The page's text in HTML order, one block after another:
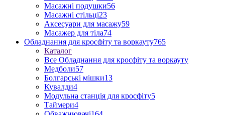
Масажні подушки56
Масажні стільці23
Аксесуари для масажу59
Масажер для тіла74
Обладнання для кросфіту та воркауту765
Каталог
Все Обладнання для кросфіту та воркауту
Медболи57
Болгарські мішки13
Кувалди4
Модульна станція для кросфіту5
Таймери4